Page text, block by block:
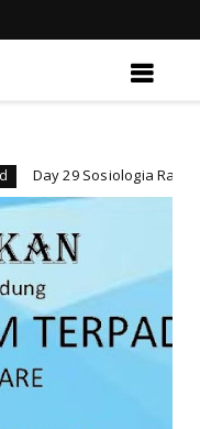
Ramadan 1447: